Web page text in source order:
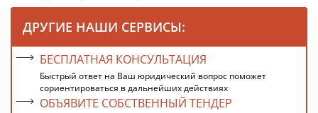
ДРУГИЕ НАШИ СЕРВИСЫ:
БЕСПЛАТНАЯ КОНСУЛЬТАЦИЯ
Быстрый ответ на Ваш юридический вопрос поможет
сориентироваться в дальнейших действиях
ОБЪЯВИТЕ СОБСТВЕННЫЙ ТЕНДЕР